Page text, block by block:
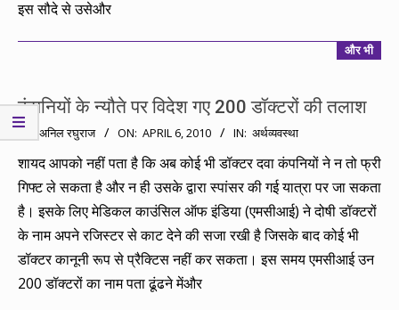
इस सौदे से उसेऔर
और भी
कंपनियों के न्यौते पर विदेश गए 200 डॉक्टरों की तलाश
2010-
06
अनिल रघुराज ON: APRIL 6, 2010 IN: अर्थव्यवस्था
शायद आपको नहीं पता है कि अब कोई भी डॉक्टर दवा कंपनियों ने न तो फ्री
गिफ्ट ले सकता है और न ही उसके द्वारा स्पांसर की गई यात्रा पर जा सकता
है। इसके लिए मेडिकल काउंसिल ऑफ इंडिया (एमसीआई) ने दोषी डॉक्टरों
के नाम अपने रजिस्टर से काट देने की सजा रखी है जिसके बाद कोई भी
डॉक्टर कानूनी रूप से प्रैक्टिस नहीं कर सकता। इस समय एमसीआई उन
200 डॉक्टरों का नाम पता ढूंढने मेंऔर